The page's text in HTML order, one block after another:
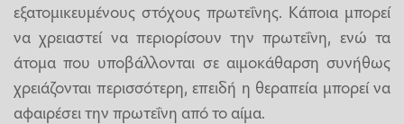
εξατομικευμένους στόχους πρωτεΐνης. Κάποια μπορεί
να χρειαστεί να περιορίσουν την πρωτεΐνη, ενώ τα
άτομα που υποβάλλονται σε αιμοκάθαρση συνήθως
χρειάζονται περισσότερη, επειδή η θεραπεία μπορεί να
αφαιρέσει την πρωτεΐνη από το αίμα.